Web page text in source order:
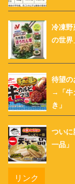
冷凍野
の世界
待望の
→「牛
き」
つい
一品
リンク